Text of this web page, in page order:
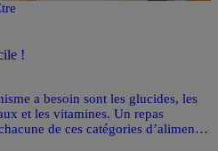
!
a besoin sont les glucides, les
et les vitamines. Un repas
de ces catégories d’aliments.